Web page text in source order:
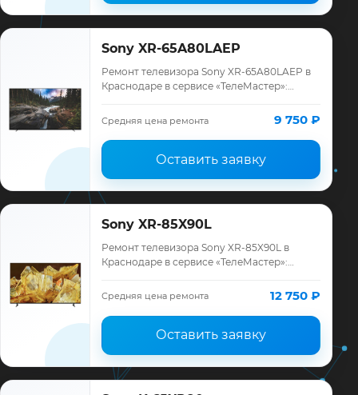
Sony XR-65A80LAEP
Ремонт телевизора Sony XR-65A80LAEP в
Краснодаре в сервисе «ТелеМастер»:
ремонта, запчасти и гарантия до 12
месяцев.
Средняя цена ремонта 9 750 ₽
Оставить заявку
Sony XR-85X90L
Ремонт телевизора Sony XR-85X90L в
Краснодаре в сервисе «ТелеМастер»:
ремонта, запчасти и гарантия до 12
Средняя цена ремонта 12 750 ₽
Оставить заявку